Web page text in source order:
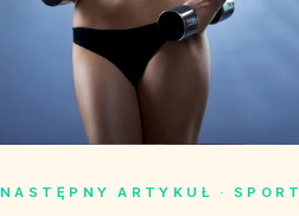
NASTĘPNY ARTYKUŁ · SPORT